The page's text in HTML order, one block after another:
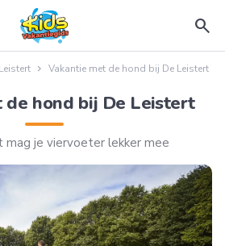
search
Vakantie met de hond bij De Leistert
de hond bij De Leistert
je viervoeter lekker mee